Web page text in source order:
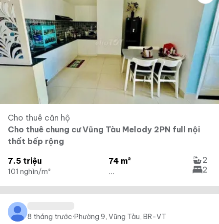
Cho thuê căn hộ
Cho thuê chung cư Vũng Tàu Melody 2PN full nội
thất bếp rộng
7.5 triệu
101 nghìn/m²
74 m²
...
2
2
8 tháng trước·Phường 9, Vũng Tàu, BR-VT